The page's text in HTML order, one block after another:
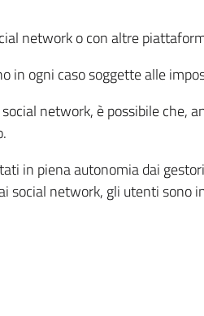
network o con altre
in ogni caso soggette alle
network, è possibile che,
in piena autonomia dai
social network, gli utenti